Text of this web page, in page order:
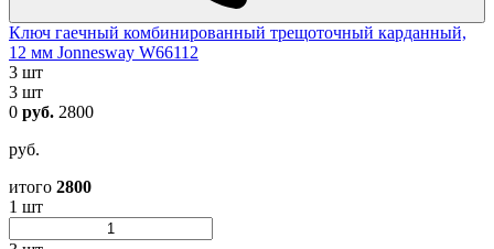
Ключ гаечный комбинированный трещоточный карданный,
12 мм Jonnesway W66112
3 шт
3 шт
0 руб. 2800
руб.
итого 2800
1 шт